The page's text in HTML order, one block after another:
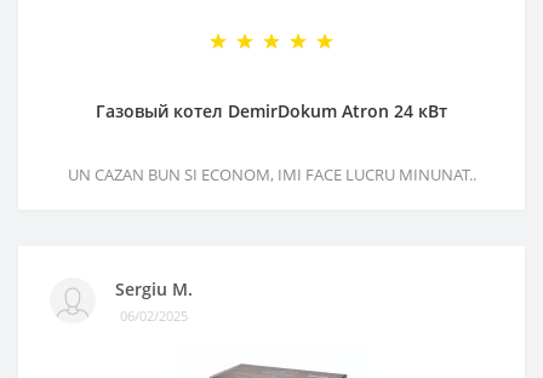
Газовый котел DemirDokum Atron 24 кВт
UN CAZAN BUN SI ECONOM, IMI FACE LUCRU MINUNAT..
Sergiu M.
06/02/2025